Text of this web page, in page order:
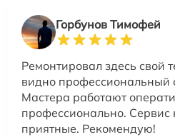
Горбунов Тимофей
Ремонтировал здесь свой
видно профессиональный
Мастера работают
профессионально. Сервис
приятные. Рекомендую!